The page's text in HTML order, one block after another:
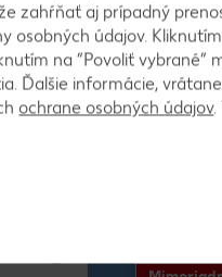
-30%
2,79
3,99
-35%
zahŕňať aj prípadný
osobných údajov.
na “Povoliť
Ďalšie informácie,
ochrane osobných údajov.